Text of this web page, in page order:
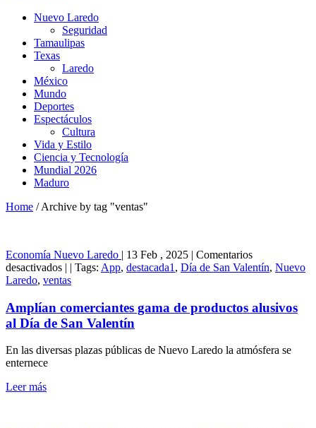
Nuevo Laredo
Seguridad
Tamaulipas
Texas
Laredo
México
Mundo
Deportes
Espectáculos
Cultura
Vida y Estilo
Ciencia y Tecnología
Mundial 2026
Maduro
Home / Archive by tag "ventas"
Economía Nuevo Laredo | 13 Feb , 2025 | Comentarios
desactivadosen
Amplían
gama
de
productos
al
| | Tags: App, destacada1 , Día de San Valentín, Nuevo
Laredo, ventas
Amplían comerciantes gama de productos alusivos
al Día de San Valentín
En las diversas plazas públicas de Nuevo Laredo la atmósfera se
enternece
Leer más